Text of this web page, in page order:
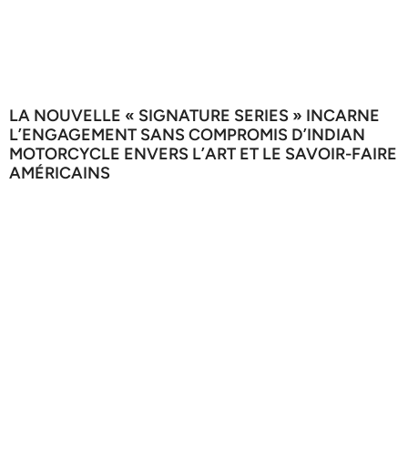
LA NOUVELLE « SIGNATURE SERIES » INCARNE
L’ENGAGEMENT SANS COMPROMIS D’INDIAN
MOTORCYCLE ENVERS L’ART ET LE SAVOIR-FAIRE
AMÉRICAINS